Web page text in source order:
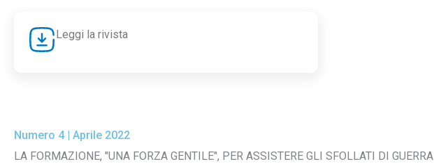
Leggi la rivista
Numero 4 | Aprile 2022
LA FORMAZIONE, "UNA FORZA GENTILE", PER ASSISTERE GLI SFOLLATI DI GUERRA